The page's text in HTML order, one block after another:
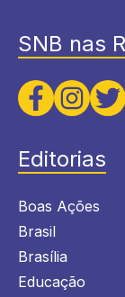
SNB nas
Editorias
Boas Ações
Brasil
Brasília
Educação